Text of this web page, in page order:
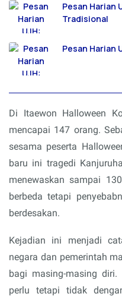
Pesan Harian
Tradisional
Pesan Harian
Di Itaewon Halloween
mencapai 147 orang.
sesama peserta
baru ini tragedi
menewaskan sampai
berbeda tetapi
berdesakan.
Kejadian ini menjadi
negara dan pemerintah
bagi masing-masing
perlu tetapi tidak